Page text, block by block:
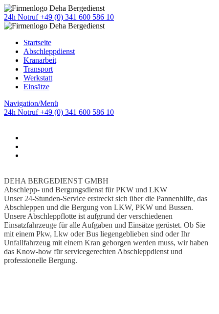
24h Notruf +49 (0) 341 600 586 10
Startseite
Abschleppdienst
Kranarbeit
Transport
Werkstatt
Einsätze
Navigation/Menü
24h Notruf +49 (0) 341 600 586 10
DEHA BERGEDIENST GMBH
Abschlepp- und Bergungsdienst für PKW und LKW
Unser 24-Stunden-Service erstreckt sich über die Pannenhilfe, das
Abschleppen und die Bergung von LKW, PKW und Bussen.
Unsere Abschleppflotte ist aufgrund der verschiedenen
Einsatzfahrzeuge für alle Aufgaben und Einsätze gerüstet. Ob Sie
mit einem Pkw, Lkw oder Bus liegengeblieben sind oder Ihr
Unfallfahrzeug mit einem Kran geborgen werden muss, wir haben
das Know-how für servicegerechten Abschleppdienst und
professionelle Bergung.